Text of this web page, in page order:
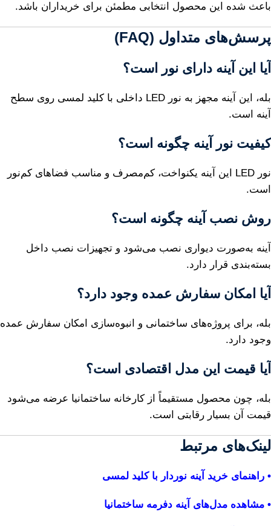
باعث شده این محصول انتخابی مطمئن برای خریداران باشد.
پرسش‌های متداول (FAQ)
آیا این آینه دارای نور است؟
بله، این آینه مجهز به نور LED داخلی با کلید لمسی روی سطح
آینه است.
کیفیت نور آینه چگونه است؟
نور LED این آینه یکنواخت، کم‌مصرف و مناسب فضاهای کم‌نور
است.
روش نصب آینه چگونه است؟
آینه به‌صورت دیواری نصب می‌شود و تجهیزات نصب داخل
بسته‌بندی قرار دارد.
آیا امکان سفارش عمده وجود دارد؟
بله، برای پروژه‌های ساختمانی و انبوه‌سازی امکان سفارش عمده
وجود دارد.
آیا قیمت این مدل اقتصادی است؟
بله، چون محصول مستقیماً از کارخانه ساختمانیا عرضه می‌شود
قیمت آن بسیار رقابتی است.
لینک‌های مرتبط
• راهنمای خرید آینه نوردار با کلید لمسی
• مشاهده مدل‌های آینه دفرمه ساختمانیا